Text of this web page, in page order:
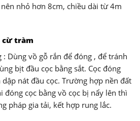
nhỏ hơn 8cm, chiều dài từ 4m
cừ tràm
: Dùng vồ gỗ rắn để đóng , để tránh
bịt đầu cọc bằng sắt. Cọc đóng
nát đầu cọc. Trường hợp nền đất
đóng cọc bằng vồ cọc bị nẩy lên thì
pháp gia tải, kết hợp rung lắc.